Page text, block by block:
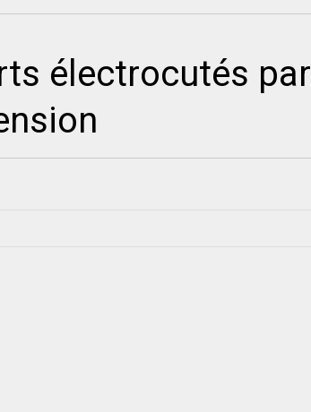
électrocutés par